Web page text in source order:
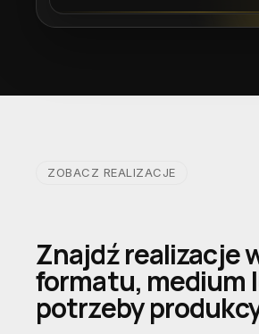
ZOBACZ REALIZACJE
Znajdź realizacje
formatu, medium
potrzeby